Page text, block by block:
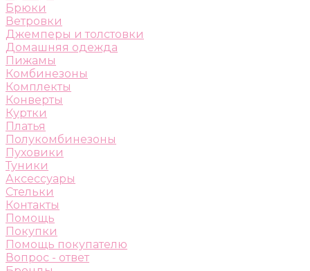
Брюки
Ветровки
Джемперы и толстовки
Домашняя одежда
Пижамы
Комбинезоны
Комплекты
Конверты
Куртки
Платья
Полукомбинезоны
Пуховики
Туники
Аксессуары
Стельки
Контакты
Помощь
Покупки
Помощь покупателю
Вопрос - ответ